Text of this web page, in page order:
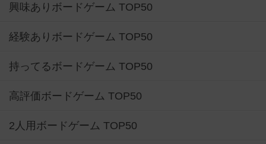
興味ありボードゲーム TOP50
経験ありボードゲーム TOP50
持ってるボードゲーム TOP50
高評価ボードゲーム TOP50
2人用ボードゲーム TOP50